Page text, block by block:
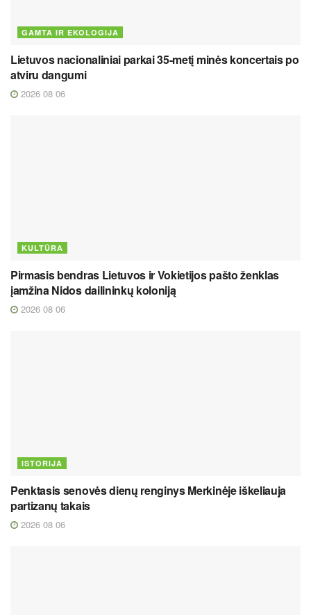
GAMTA IR EKOLOGIJA
Lietuvos nacionaliniai parkai 35-metį minės koncertais po
atviru dangumi
2026 08 06
KULTŪRA
Pirmasis bendras Lietuvos ir Vokietijos pašto ženklas
įamžina Nidos dailininkų koloniją
2026 08 06
ISTORIJA
Penktasis senovės dienų renginys Merkinėje iškeliauja
partizanų takais
2026 08 06